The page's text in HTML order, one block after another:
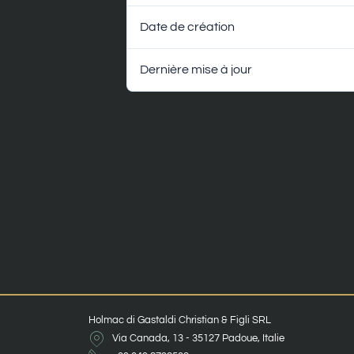
Date de création
Dernière mise à jour
Holmac di Gastaldi Christian & Figli SRL
Via Canada, 13 - 35127 Padoue, Italie